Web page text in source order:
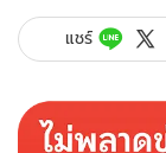
แรก
iPhone
มา
แล้ว!
แชร์